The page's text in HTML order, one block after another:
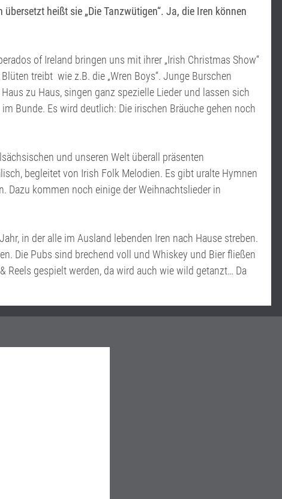
heißt sie „Die Tanzwütigen“. Ja, die Iren können
of Ireland bringen uns mit ihrer „Irish Christmas Show“
treibt wie z.B. die „Wren Boys“. Junge Burschen
zu Haus, singen ganz spezielle Lieder und lassen sich
Bunde. Es wird deutlich: Die irischen Bräuche gehen noch
und unseren Welt überall präsenten
begleitet von Irish Folk Melodien. Es gibt uralte Hymnen
Dazu kommen noch einige der Weihnachtslieder in
in der alle im Ausland lebenden Iren nach Hause streben.
Die Pubs sind brechend voll und Whiskey und Bier fließen
Reels gespielt werden, da wird auch wie wild getanzt… Da